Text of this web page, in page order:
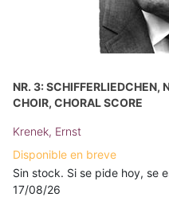
NR. 3: SCHIFFERLIEDCHEN,
CHOIR, CHORAL SCORE
Krenek, Ernst
Disponible en breve
Sin stock. Si se pide hoy, se
17/08/26